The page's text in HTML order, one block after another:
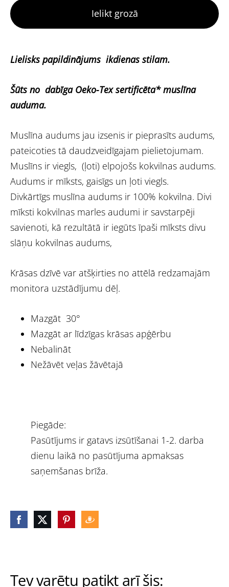
Ielikt grozā
Lielisks papildinājums ikdienas stilam.
Šūts no dabīga Oeko-Tex sertificēta* muslīna
auduma.
Muslīna audums jau izsenis ir pieprasīts audums,
pateicoties tā daudzveidīgajam pielietojumam.
Muslīns ir viegls, (ļoti) elpojošs kokvilnas audums.
Audums ir mīksts, gaisīgs un ļoti viegls.
Divkārtīgs muslīna audums ir 100% kokvilna. Divi
mīksti kokvilnas marles audumi ir savstarpēji
savienoti, kā rezultātā ir iegūts īpaši mīksts divu
slāņu kokvilnas audums,
Krāsas dzīvē var atšķirties no attēlā redzamajām
monitora uzstādījumu dēļ.
Mazgāt 30°
Mazgāt ar līdzīgas krāsas apģērbu
Nebalināt
Nežāvēt veļas žāvētajā
Piegāde:
Pasūtījums ir gatavs izsūtīšanai 1-2. darba
dienu laikā no pasūtījuma apmaksas
saņemšanas brīža.
Tev varētu patikt arī šis: